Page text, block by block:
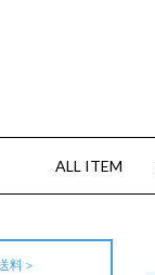
ALL ITEM
料＞